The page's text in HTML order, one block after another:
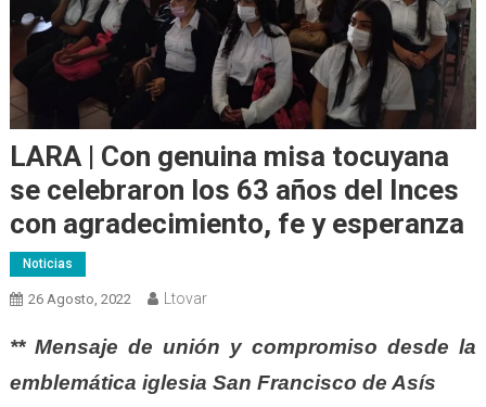
LARA | Con genuina misa tocuyana
se celebraron los 63 años del Inces
con agradecimiento, fe y esperanza
Noticias
26 Agosto, 2022 Ltovar
** Mensaje de unión y compromiso desde la
emblemática iglesia San Francisco de Asís